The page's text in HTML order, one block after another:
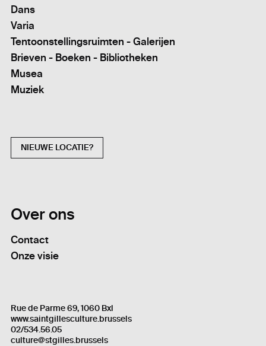
Dans
Varia
Tentoonstellingsruimten - Galerijen
Brieven - Boeken - Bibliotheken
Musea
Muziek
NIEUWE LOCATIE?
Over ons
Contact
Onze visie
Rue de Parme 69, 1060 Bxl
www.saintgillesculture.brussels
02/534.56.05
culture@stgilles.brussels